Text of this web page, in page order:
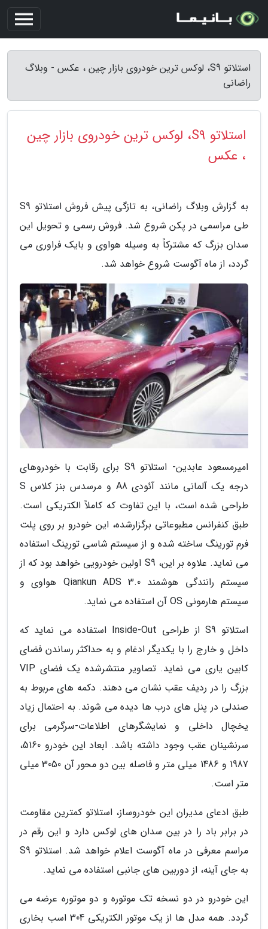
استلاتو S9، لوکس ترین خودروی بازار چین ، عکس - وبلاگ
راضانی
استلاتو S9، لوکس ترین خودروی بازار چین
، عکس
به گزارش وبلاگ راضانی، به تازگی پیش فروش استلاتو S9
طی مراسمی در پکن شروع شد. فروش رسمی و تحویل این
سدان بزرگ که مشترکاً به وسیله هواوی و بایک فراوری می
گردد، از ماه آگوست شروع خواهد شد.
امیرمسعود عابدین- استلاتو S9 برای رقابت با خودروهای
درجه یک آلمانی مانند آئودی A8 و مرسدس بنز کلاس S
طراحی شده است، با این تفاوت که کاملاً الکتریکی است.
طبق کنفرانس مطبوعاتی برگزارشده، این خودرو بر روی پلت
فرم تورینگ ساخته شده و از سیستم شاسی تورینگ استفاده
می نماید. علاوه بر این، S9 اولین خودرویی خواهد بود که از
سیستم رانندگی هوشمند Qiankun ADS 3.0 هواوی و
سیستم هارمونی OS آن استفاده می نماید.
استلاتو S9 از طراحی Inside-Out استفاده می نماید که
داخل و خارج را با یکدیگر ادغام و به حداکثر رساندن فضای
کابین یاری می نماید. تصاویر منتشرشده یک فضای VIP
بزرگ را در ردیف عقب نشان می دهند. دکمه های مربوط به
صندلی در پنل های درب ها دیده می شوند. به احتمال زیاد
یخچال داخلی و نمایشگرهای اطلاعات-سرگرمی برای
سرنشینان عقب وجود داشته باشد. ابعاد این خودرو 5160،
1987 و 1486 میلی متر و فاصله بین دو محور آن 3050 میلی
متر است.
طبق ادعای مدیران این خودروساز، استلاتو کمترین مقاومت
در برابر باد را در بین سدان های لوکس دارد و این رقم در
مراسم معرفی در ماه آگوست اعلام خواهد شد. استلاتو S9
به جای آینه، از دوربین های جانبی استفاده می نماید.
این خودرو در دو نسخه تک موتوره و دو موتوره عرضه می
گردد. همه مدل ها از یک موتور الکتریکی 304 اسب بخاری